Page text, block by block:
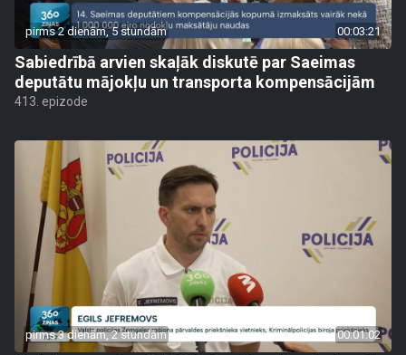
pirms 2 dienām, 5 stundām 00:03:21
Sabiedrībā arvien skaļāk diskutē par Saeimas
deputātu mājokļu un transporta kompensācijām
413. epizode
pirms 3 dienām, 2 stundām 00:01:02